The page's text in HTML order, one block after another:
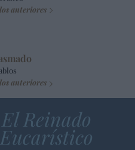
anteriores
anteriores
El Reinado
Eucarístico